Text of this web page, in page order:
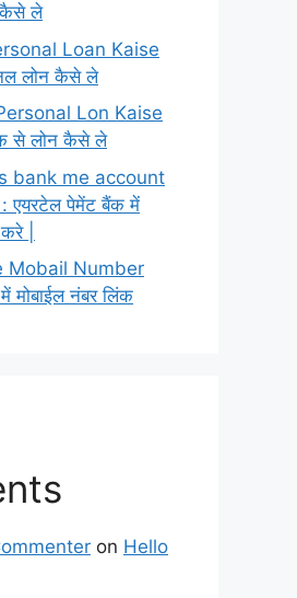
कैसे ले
Loan Kaise
लोन कैसे ले
Lon Kaise
से लोन कैसे ले
bank me account
एयरटेल पेमेंट बैंक में
|
Mobail Number
मोबाईल नंबर लिंक
on Hello